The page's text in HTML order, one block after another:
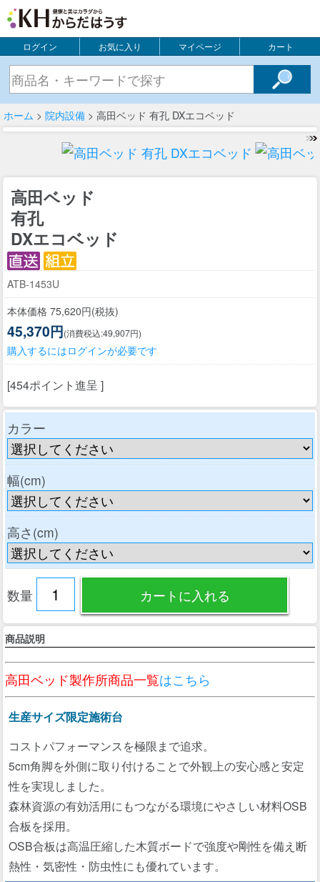
ログイン お気に入り マイページ カート
ホーム > 院内設備 > 高田ベッド 有孔 DXエコベッド
高田ベッド
有孔
DXエコベッド
ATB-1453U
本体価格 75,620円(税抜)
45,370円(消費税込:49,907円)
購入するにはログインが必要です
[454ポイント進呈 ]
カラー
幅(cm)
高さ(cm)
数量
商品説明
高田ベッド製作所商品一覧はこちら
生産サイズ限定施術台
コストパフォーマンスを極限まで追求。
5cm角脚を外側に取り付けることで外観上の安心感と安定
性を実現しました。
森林資源の有効活用にもつながる環境にやさしい材料OSB
合板を採用。
OSB合板は高温圧縮した木質ボードで強度や剛性を備え断
熱性・気密性・防虫性にも優れています。